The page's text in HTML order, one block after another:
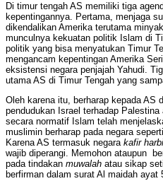
Di timur tengah AS memiliki tiga
kepentingannya. Pertama, menjaga
dikendalikan Amerika terutama
munculnya kekuatan politik Islam di
politik yang bisa menyatukan Timur
mengancam kepentingan Amerika
eksistensi negara penjajah Yahudi.
utama AS di Timur Tengah yang
Oleh karena itu, berharap kepada AS
pendudukan Israel terhadap
secara normatif Islam telah
muslimin berharap pada negara
Karena AS termasuk negara kafir
wajib diperangi. Memohon ataupun
pada tindakan muwalah atau sikap
berfirman dalam surat Al maidah ayat